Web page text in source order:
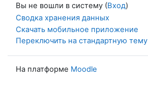
Вы не вошли в систему (Вход)
Сводка хранения данных
Скачать мобильное приложение
Переключить на стандартную тему
На платформе Moodle